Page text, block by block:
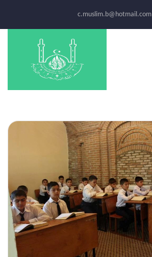
c.muslim.b@hotmail.com